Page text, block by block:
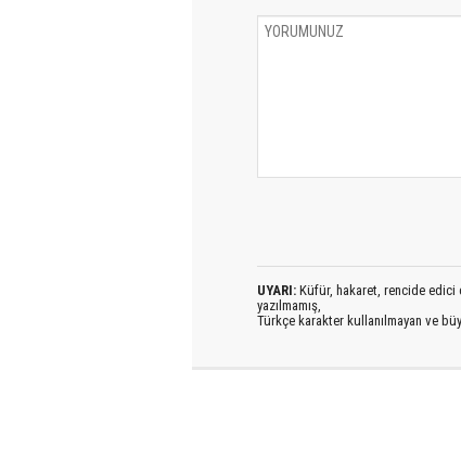
UYARI: Küfür, hakaret, rencide edici
yazılmamış,
Türkçe karakter kullanılmayan ve